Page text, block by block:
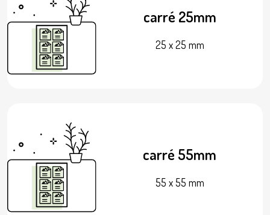
carré 25mm
25 x 25 mm
carré 55mm
55 x 55 mm